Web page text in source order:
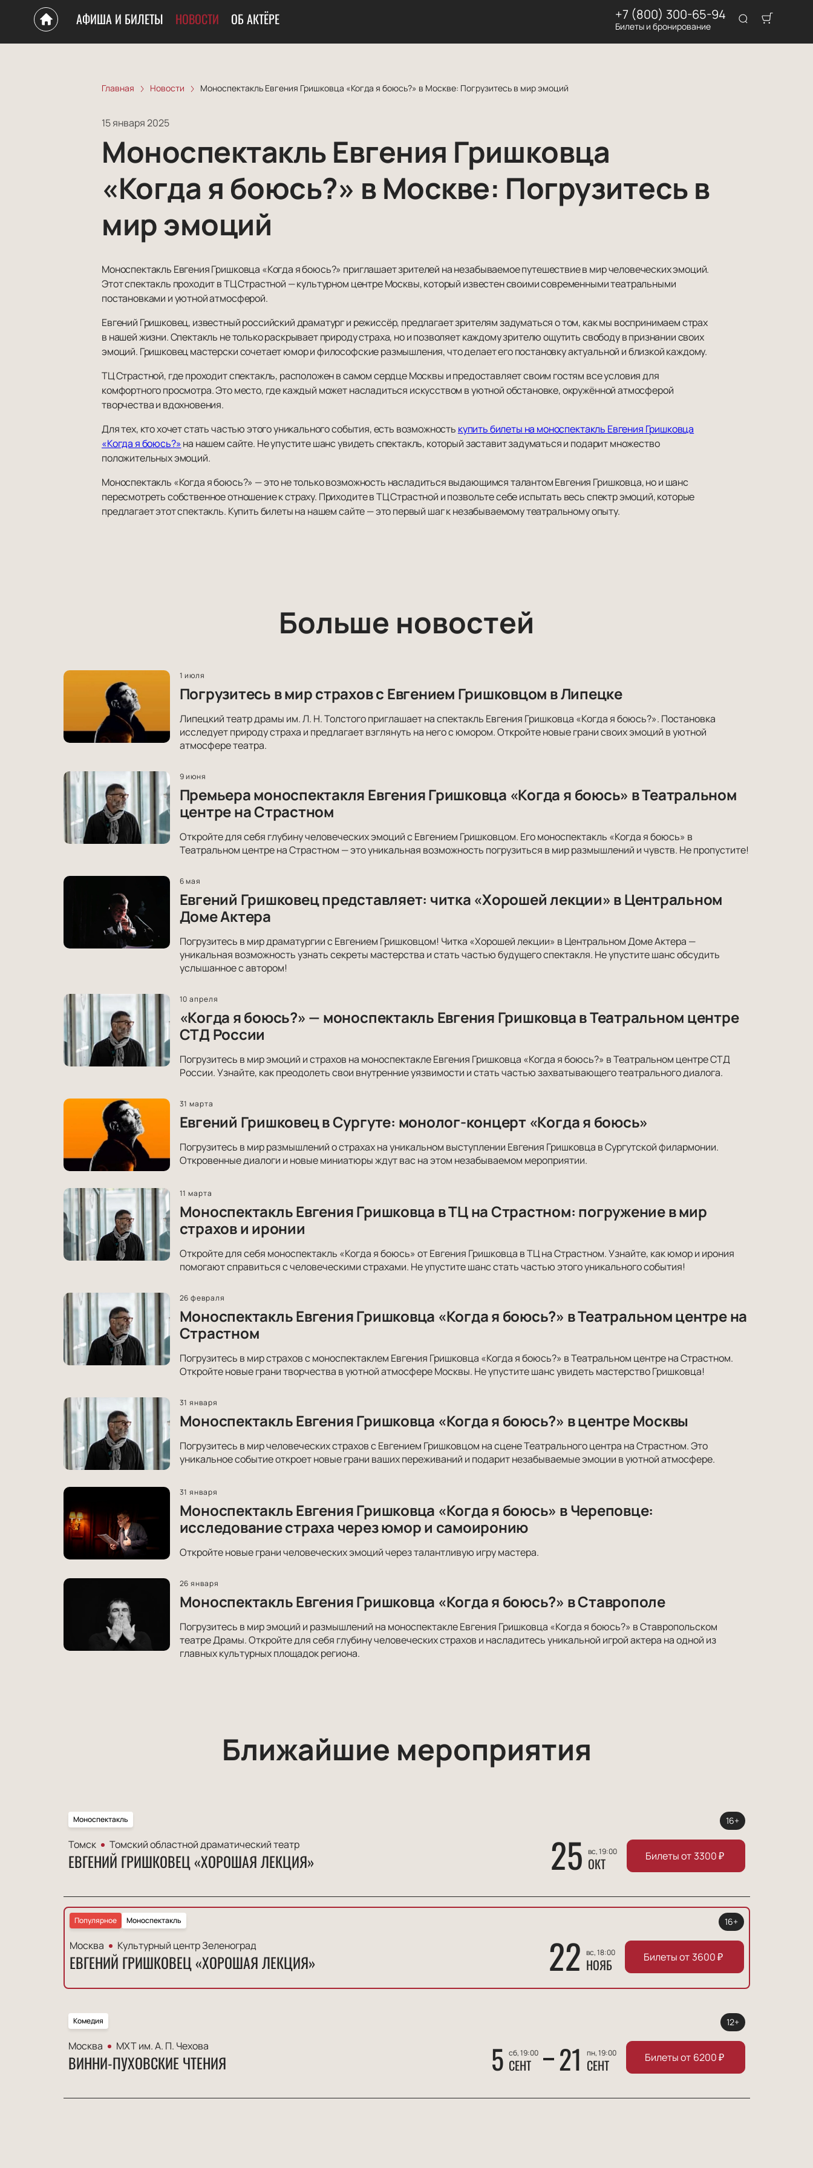
АФИША И БИЛЕТЫ НОВОСТИ ОБ АКТЁРЕ +7 (800) 300-65-94
Билеты и бронирование
Главная Новости Моноспектакль Евгения Гришковца «Когда я боюсь?» в Москве: Погрузитесь в мир эмоций
15 января 2025
Моноспектакль Евгения Гришковца
«Когда я боюсь?» в Москве: Погрузитесь в
мир эмоций
Моноспектакль Евгения Гришковца «Когда я боюсь?» приглашает зрителей на незабываемое путешествие в мир человеческих эмоций.
Этот спектакль проходит в ТЦ Страстной — культурном центре Москвы, который известен своими современными театральными
постановками и уютной атмосферой.
Евгений Гришковец, известный российский драматург и режиссёр, предлагает зрителям задуматься о том, как мы воспринимаем страх
в нашей жизни. Спектакль не только раскрывает природу страха, но и позволяет каждому зрителю ощутить свободу в признании своих
эмоций. Гришковец мастерски сочетает юмор и философские размышления, что делает его постановку актуальной и близкой каждому.
ТЦ Страстной, где проходит спектакль, расположен в самом сердце Москвы и предоставляет своим гостям все условия для
комфортного просмотра. Это место, где каждый может насладиться искусством в уютной обстановке, окружённой атмосферой
творчества и вдохновения.
Для тех, кто хочет стать частью этого уникального события, есть возможность купить билеты на моноспектакль Евгения Гришковца
«Когда я боюсь?» на нашем сайте. Не упустите шанс увидеть спектакль, который заставит задуматься и подарит множество
положительных эмоций.
Моноспектакль «Когда я боюсь?» — это не только возможность насладиться выдающимся талантом Евгения Гришковца, но и шанс
пересмотреть собственное отношение к страху. Приходите в ТЦ Страстной и позвольте себе испытать весь спектр эмоций, которые
предлагает этот спектакль. Купить билеты на нашем сайте — это первый шаг к незабываемому театральному опыту.
Больше новостей
1 июля
Погрузитесь в мир страхов с Евгением Гришковцом в Липецке
Липецкий театр драмы им. Л. Н. Толстого приглашает на спектакль Евгения Гришковца «Когда я боюсь?». Постановка
исследует природу страха и предлагает взглянуть на него с юмором. Откройте новые грани своих эмоций в уютной
атмосфере театра.
9 июня
Премьера моноспектакля Евгения Гришковца «Когда я боюсь» в Театральном
центре на Страстном
Откройте для себя глубину человеческих эмоций с Евгением Гришковцом. Его моноспектакль «Когда я боюсь» в
Театральном центре на Страстном — это уникальная возможность погрузиться в мир размышлений и чувств. Не пропустите!
6 мая
Евгений Гришковец представляет: читка «Хорошей лекции» в Центральном
Доме Актера
Погрузитесь в мир драматургии с Евгением Гришковцом! Читка «Хорошей лекции» в Центральном Доме Актера —
уникальная возможность узнать секреты мастерства и стать частью будущего спектакля. Не упустите шанс обсудить
услышанное с автором!
10 апреля
«Когда я боюсь?» — моноспектакль Евгения Гришковца в Театральном центре
СТД России
Погрузитесь в мир эмоций и страхов на моноспектакле Евгения Гришковца «Когда я боюсь?» в Театральном центре СТД
России. Узнайте, как преодолеть свои внутренние уязвимости и стать частью захватывающего театрального диалога.
31 марта
Евгений Гришковец в Сургуте: монолог-концерт «Когда я боюсь»
Погрузитесь в мир размышлений о страхах на уникальном выступлении Евгения Гришковца в Сургутской филармонии.
Откровенные диалоги и новые миниатюры ждут вас на этом незабываемом мероприятии.
11 марта
Моноспектакль Евгения Гришковца в ТЦ на Страстном: погружение в мир
страхов и иронии
Откройте для себя моноспектакль «Когда я боюсь» от Евгения Гришковца в ТЦ на Страстном. Узнайте, как юмор и ирония
помогают справиться с человеческими страхами. Не упустите шанс стать частью этого уникального события!
26 февраля
Моноспектакль Евгения Гришковца «Когда я боюсь?» в Театральном центре на
Страстном
Погрузитесь в мир страхов с моноспектаклем Евгения Гришковца «Когда я боюсь?» в Театральном центре на Страстном.
Откройте новые грани творчества в уютной атмосфере Москвы. Не упустите шанс увидеть мастерство Гришковца!
31 января
Моноспектакль Евгения Гришковца «Когда я боюсь?» в центре Москвы
Погрузитесь в мир человеческих страхов с Евгением Гришковцом на сцене Театрального центра на Страстном. Это
уникальное событие откроет новые грани ваших переживаний и подарит незабываемые эмоции в уютной атмосфере.
31 января
Моноспектакль Евгения Гришковца «Когда я боюсь» в Череповце:
исследование страха через юмор и самоиронию
Откройте новые грани человеческих эмоций через талантливую игру мастера.
26 января
Моноспектакль Евгения Гришковца «Когда я боюсь?» в Ставрополе
Погрузитесь в мир эмоций и размышлений на моноспектакле Евгения Гришковца «Когда я боюсь?» в Ставропольском
театре Драмы. Откройте для себя глубину человеческих страхов и насладитесь уникальной игрой актера на одной из
главных культурных площадок региона.
Ближайшие мероприятия
Моноспектакль
Томск Томский областной драматический театр
ЕВГЕНИЙ ГРИШКОВЕЦ «ХОРОШАЯ ЛЕКЦИЯ» 25 вс, 19:00
ОКТ
16+
Билеты от 3300₽
Моноспектакль
Популярное
Москва Культурный центр Зеленоград
ЕВГЕНИЙ ГРИШКОВЕЦ «ХОРОШАЯ ЛЕКЦИЯ» 22 вс, 18:00
НОЯБ
16+
Билеты от 3600₽
Комедия
Москва МХТ им. А. П. Чехова
ВИННИ-ПУХОВСКИЕ ЧТЕНИЯ 5 сб, 19:00
СЕНТ 21 пн, 19:00
СЕНТ
12+
Билеты от 6200₽